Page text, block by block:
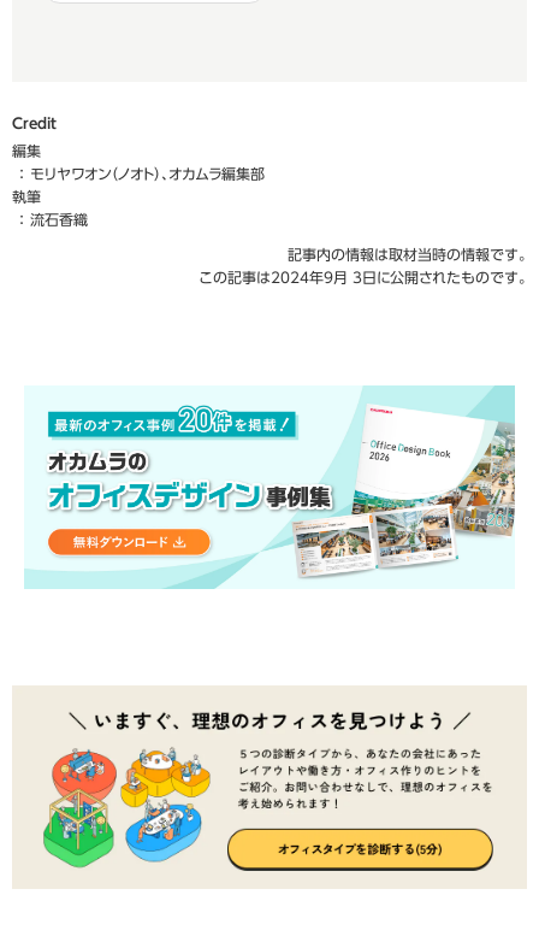
Credit
編集
モリヤワオン（ノオト）、オカムラ編集部
執筆
流石香織
記事内の情報は取材当時の情報です。
この記事は2024年9月 3日に公開されたものです。